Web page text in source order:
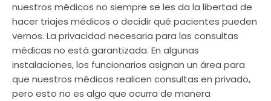
nuestros médicos no siempre se les da la libertad de
hacer triajes médicos o decidir qué pacientes pueden
vernos. La privacidad necesaria para las consultas
médicas no está garantizada. En algunas
instalaciones, los funcionarios asignan un área para
que nuestros médicos realicen consultas en privado,
pero esto no es algo que ocurra de manera